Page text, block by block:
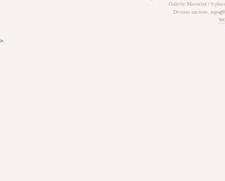
Galerie Mazarini / 6
Dessins anciens,
>